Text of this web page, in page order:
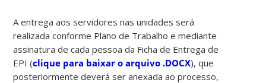
A entrega aos servidores nas unidades será
realizada conforme Plano de Trabalho e mediante
assinatura de cada pessoa da Ficha de Entrega de
EPI (clique para baixar o arquivo .DOCX), que
posteriormente deverá ser anexada ao processo,